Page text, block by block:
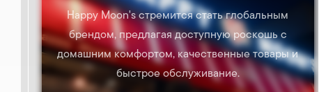
Happy Moon's стремится стать глобальным
брендом, предлагая доступную роскошь с
домашним комфортом, качественные товары и
быстрое обслуживание.